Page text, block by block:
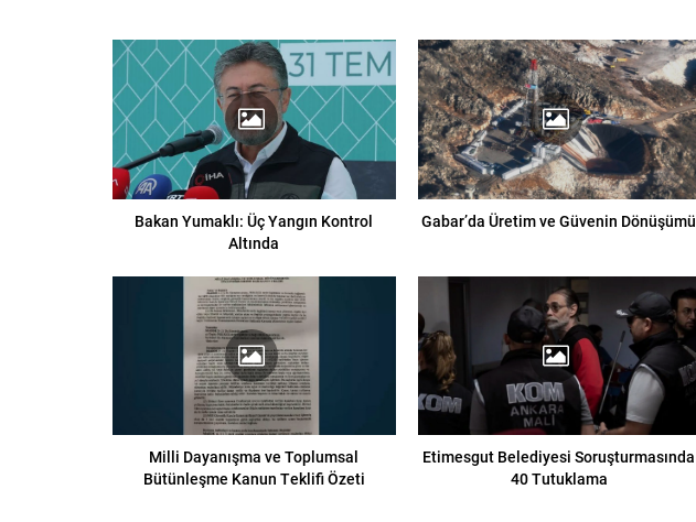
Bakan Yumaklı: Üç Yangın Kontrol
Altında
Gabar’da Üretim ve Güvenin Dönüşümü
Milli Dayanışma ve Toplumsal
Bütünleşme Kanun Teklifi Özeti
Etimesgut Belediyesi Soruşturmasında
40 Tutuklama